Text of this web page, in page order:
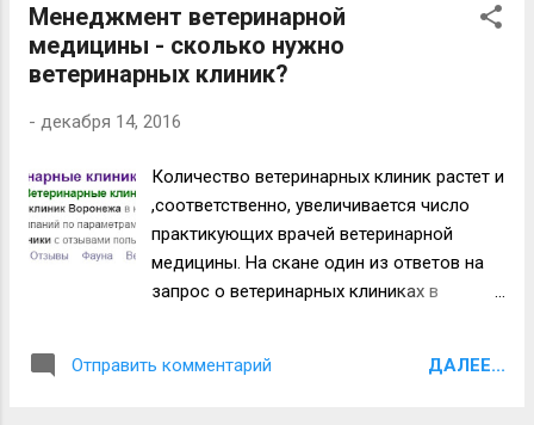
организацией (структурой) в целях повышения
эффективности её деятельности. Первыми в теории
менеджмента были зарубежные ученые, поэтому уже
нашей стране. Ни чего страшного в этом нет.
практику в ветеринарную медицину. Можно ли
использовать теори...
Менеджмент ветеринарной
медицины - сколько нужно
ветеринарных клиник?
- декабря 14, 2016
Количество ветеринарных клиник растет и
,соответственно, увеличивается число
практикующих врачей ветеринарной
медицины. На скане один из ответов на
запрос о ветеринарных клиниках в
миллион человек насчитывается 135
Отправить комментарий ДАЛЕЕ...